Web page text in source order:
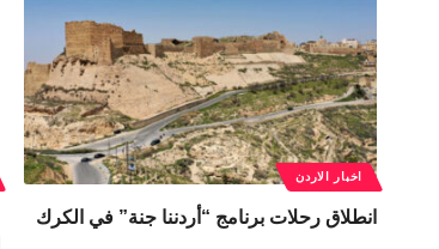
اخبار الاردن
انطلاق رحلات برنامج “أردننا جنة” في الكرك